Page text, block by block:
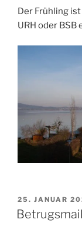
Der Frühling
URH oder
AM
25. JANUAR